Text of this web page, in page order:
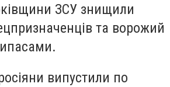
ЗСУ знищили
та ворожий
випустили по